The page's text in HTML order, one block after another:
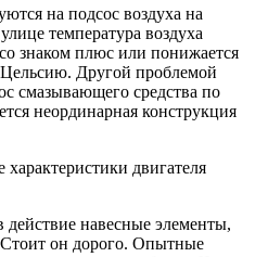
на подсос воздуха на
температура воздуха
знаком плюс или понижается
Другой проблемой
смазывающего средства по
неординарная конструкция
двигателя
навесные элементы,
он дорого. Опытные